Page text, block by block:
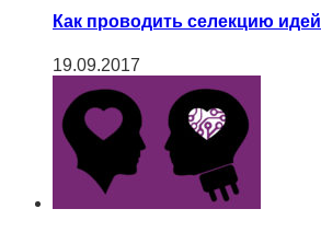
Как проводить селекцию идей
19.09.2017